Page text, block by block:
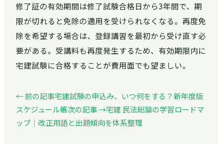
修了証の有効期間は修了試験合格日から3年間で、期
限が切れると免除の適用を受けられなくなる。再度免
除を希望する場合は、登録講習を最初から受け直す必
要がある。受講料も再度発生するため、有効期限内に
宅建試験に合格することが費用面でも望ましい。
← 前の記事宅建試験の申込み、いつ何をする？新年度版
スケジュール帳次の記事 →宅建 民法総論の学習ロードマ
ップ｜改正用語と出題傾向を体系整理